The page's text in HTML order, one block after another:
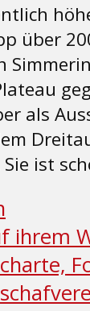
über
als
ist